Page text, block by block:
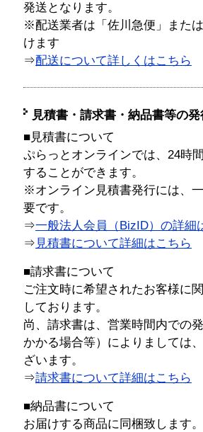
発送となります。
※配送業者は「佐川急便」また
けます
⇒配送について詳しくはこちら
見積書・請求書・納品書等の
■見積書について
ぷらっとオンラインでは、24時
することができます。
※オンライン見積書発行には、
要です。
⇒一般法人会員（BizID）の詳細
⇒ 見積書について詳細はこちら
■請求書について
ご注文時に希望されたお客様に
しております。
尚、請求書は、営業時間内での
かかる場合等）によりましては
ざいます。
⇒請求書について詳細はこちら
■納品書について
お届けする商品に同梱致します。